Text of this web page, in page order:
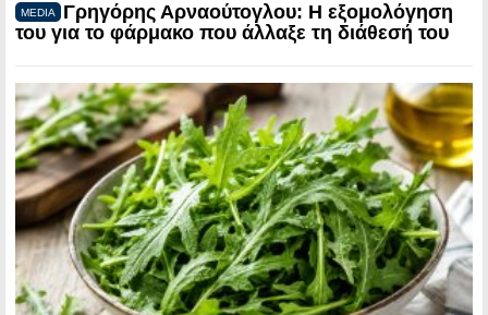
MEDIA
Γρηγόρης Αρναούτογλου: Η εξομολόγηση
του για το φάρμακο που άλλαξε τη διάθεσή του